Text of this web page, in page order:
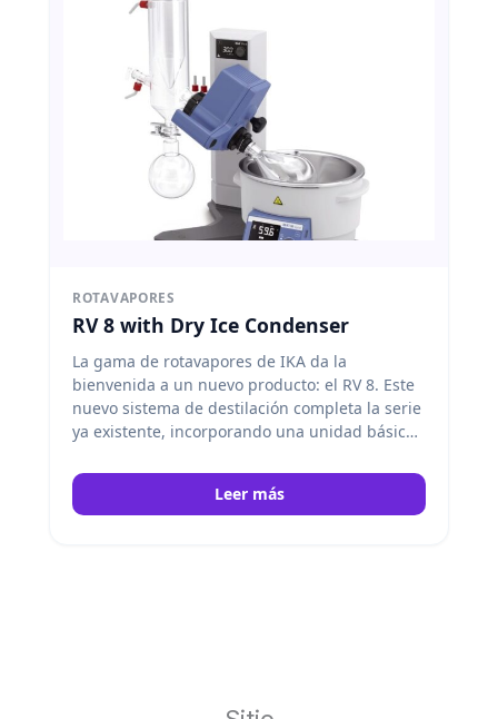
ROTAVAPORES
RV 8 with Dry Ice Condenser
La gama de rotavapores de IKA da la
bienvenida a un nuevo producto: el RV 8. Este
nuevo sistema de destilación completa la serie
ya existente, incorporando una unidad básica
para diestros y zurdos permite el
posicionamiento exacto de los accesorios de
Leer más